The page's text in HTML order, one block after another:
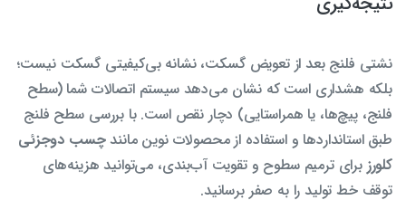
نشتی فلنج بعد از تعویض گسکت، نشانه بی‌کیفیتی گسکت نیست؛
بلکه هشداری است که نشان می‌دهد سیستم اتصالات شما (سطح
فلنج، پیچ‌ها، یا همراستایی) دچار نقص است. با بررسی سطح فلنج
طبق استانداردها و استفاده از محصولات نوین مانندچسب دوجزئی
کلورز برای ترمیم سطوح و تقویت آب‌بندی، می‌توانید هزینه‌های
توقف خط تولید را به صفر برسانید.